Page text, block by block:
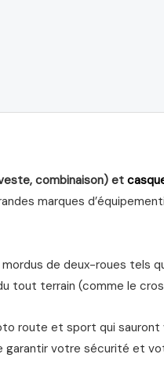
combinaison) et
marques
de deux-roues tels
tout terrain (comme le
route et sport qui
garantir votre sécurité et